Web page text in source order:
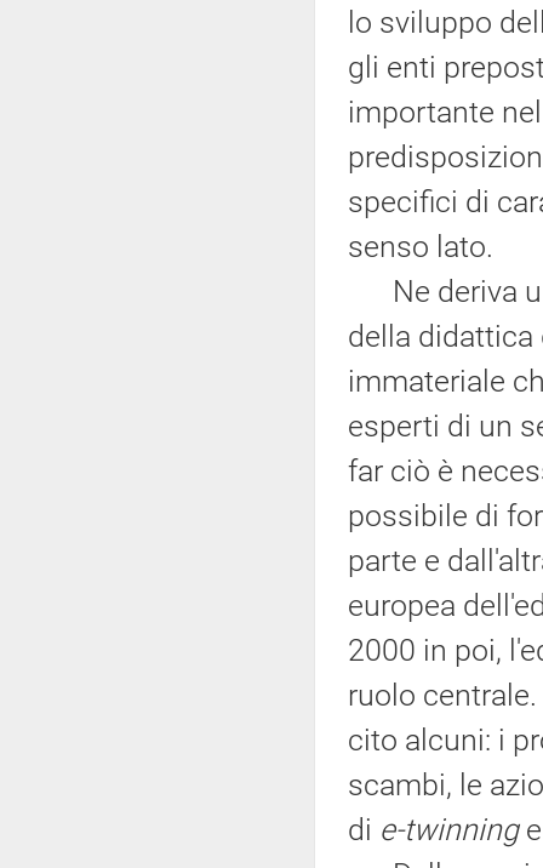
lo sviluppo
gli enti
importante
specifici di
senso lato.
Ne deriva
della
immateriale
esperti di un
far ciò è
possibile di
parte e
europea
2000 in poi,
ruolo
cito alcuni: i
scambi, le
di e-twinning